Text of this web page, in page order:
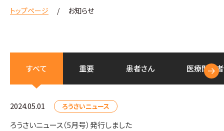
トップページ お知らせ
すべて 重要 患者さん 医療関係
2024.05.01 ろうさいニュース
ろうさいニュース（5月号）発行しました